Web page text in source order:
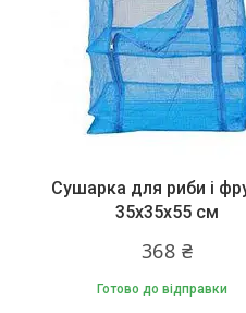
Сушарка для риби і
35x35x55 см
368 ₴
Готово до відправки